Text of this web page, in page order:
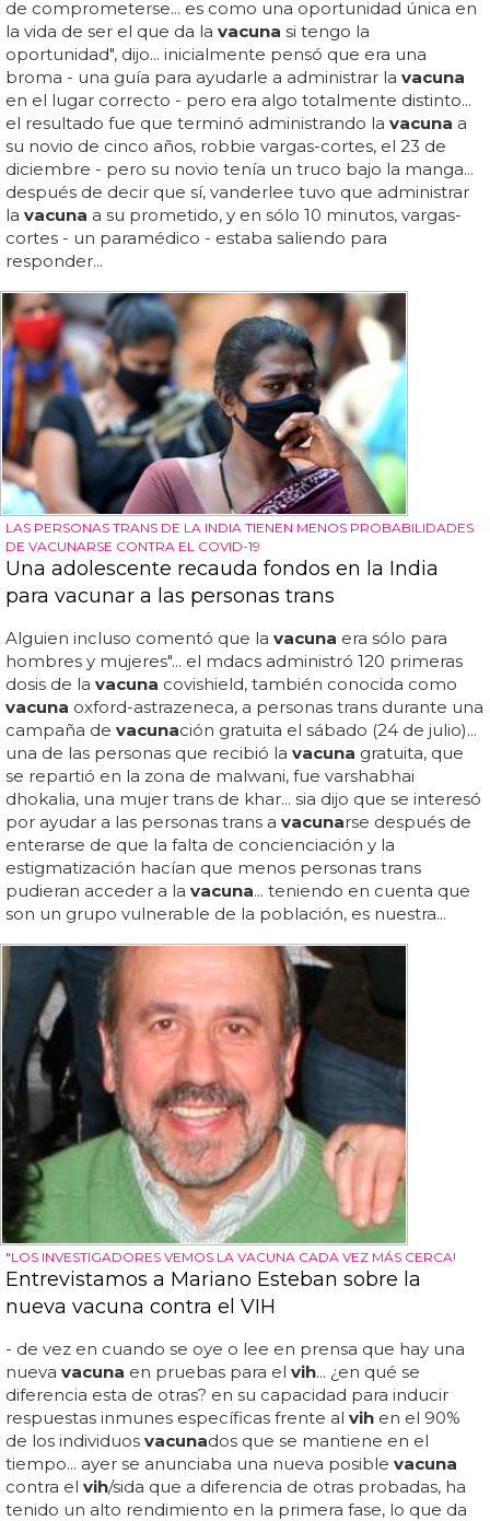
de comprometerse... es como una oportunidad única en
la vida de ser el que da la vacuna si tengo la
oportunidad", dijo... inicialmente pensó que era una
broma - una guía para ayudarle a administrar la vacuna
en el lugar correcto - pero era algo totalmente distinto...
el resultado fue que terminó administrando la vacuna a
su novio de cinco años, robbie vargas-cortes, el 23 de
diciembre - pero su novio tenía un truco bajo la manga...
después de decir que sí, vanderlee tuvo que administrar
la vacuna a su prometido, y en sólo 10 minutos, vargas-
cortes - un paramédico - estaba saliendo para
responder...
LAS PERSONAS TRANS DE LA INDIA TIENEN MENOS PROBABILIDADES
DE VACUNARSE CONTRA EL COVID-19
Una adolescente recauda fondos en la India
para vacunar a las personas trans
Alguien incluso comentó que la vacuna era sólo para
hombres y mujeres"... el mdacs administró 120 primeras
dosis de la vacuna covishield, también conocida como
vacuna oxford-astrazeneca, a personas trans durante una
campaña de vacunación gratuita el sábado (24 de julio)...
una de las personas que recibió la vacuna gratuita, que
se repartió en la zona de malwani, fue varshabhai
dhokalia, una mujer trans de khar... sia dijo que se interesó
por ayudar a las personas trans a vacunarse después de
enterarse de que la falta de concienciación y la
estigmatización hacían que menos personas trans
pudieran acceder a la vacuna... teniendo en cuenta que
son un grupo vulnerable de la población, es nuestra...
"LOS INVESTIGADORES VEMOS LA VACUNA CADA VEZ MÁS CERCA!
Entrevistamos a Mariano Esteban sobre la
nueva vacuna contra el VIH
- de vez en cuando se oye o lee en prensa que hay una
nueva vacuna en pruebas para el vih... ¿en qué se
diferencia esta de otras? en su capacidad para inducir
respuestas inmunes específicas frente al vih en el 90%
de los individuos vacunados que se mantiene en el
tiempo... ayer se anunciaba una nueva posible vacuna
contra el vih/sida que a diferencia de otras probadas, ha
tenido un alto rendimiento en la primera fase, lo que da